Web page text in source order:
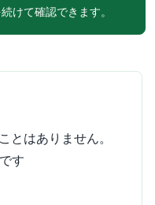
けて確認できます。
とはありません。
す